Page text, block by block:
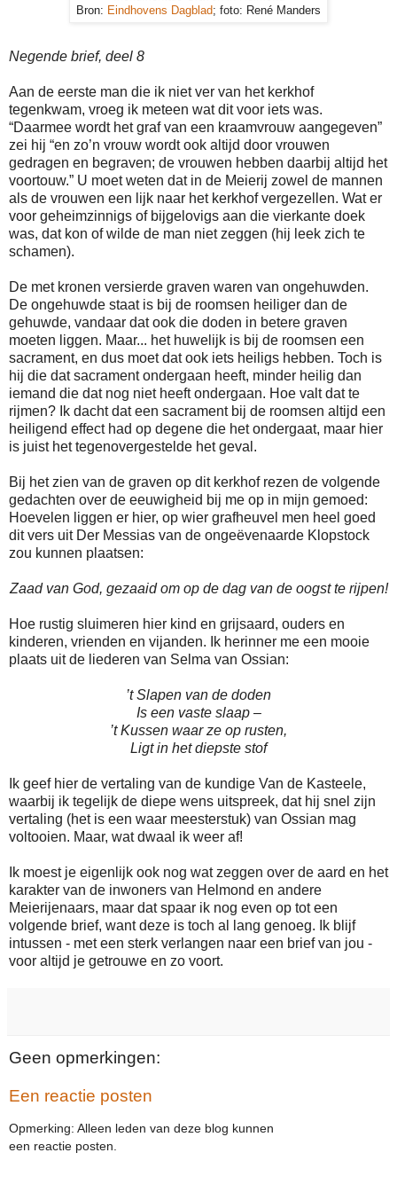
Bron: Eindhovens Dagblad; foto: René Manders
Negende brief, deel 8
Aan de eerste man die ik niet ver van het kerkhof
tegenkwam, vroeg ik meteen wat dit voor iets was.
“Daarmee wordt het graf van een kraamvrouw aangegeven”
zei hij “en zo’n vrouw wordt ook altijd door vrouwen
gedragen en begraven; de vrouwen hebben daarbij altijd het
voortouw.” U moet weten dat in de Meierij zowel de mannen
als de vrouwen een lijk naar het kerkhof vergezellen. Wat er
voor geheimzinnigs of bijgelovigs aan die vierkante doek
was, dat kon of wilde de man niet zeggen (hij leek zich te
schamen).
De met kronen versierde graven waren van ongehuwden.
De ongehuwde staat is bij de roomsen heiliger dan de
gehuwde, vandaar dat ook die doden in betere graven
moeten liggen. Maar... het huwelijk is bij de roomsen een
sacrament, en dus moet dat ook iets heiligs hebben. Toch is
hij die dat sacrament ondergaan heeft, minder heilig dan
iemand die dat nog niet heeft ondergaan. Hoe valt dat te
rijmen? Ik dacht dat een sacrament bij de roomsen altijd een
heiligend effect had op degene die het ondergaat, maar hier
is juist het tegenovergestelde het geval.
Bij het zien van de graven op dit kerkhof rezen de volgende
gedachten over de eeuwigheid bij me op in mijn gemoed:
Hoevelen liggen er hier, op wier grafheuvel men heel goed
dit vers uit Der Messias van de ongeëvenaarde Klopstock
zou kunnen plaatsen:
Zaad van God, gezaaid om op de dag van de oogst te rijpen!
Hoe rustig sluimeren hier kind en grijsaard, ouders en
kinderen, vrienden en vijanden. Ik herinner me een mooie
plaats uit de liederen van Selma van Ossian:
’t Slapen van de doden
Is een vaste slaap –
’t Kussen waar ze op rusten,
Ligt in het diepste stof
Ik geef hier de vertaling van de kundige Van de Kasteele,
waarbij ik tegelijk de diepe wens uitspreek, dat hij snel zijn
vertaling (het is een waar meesterstuk) van Ossian mag
voltooien. Maar, wat dwaal ik weer af!
Ik moest je eigenlijk ook nog wat zeggen over de aard en het
karakter van de inwoners van Helmond en andere
Meierijenaars, maar dat spaar ik nog even op tot een
volgende brief, want deze is toch al lang genoeg. Ik blijf
intussen - met een sterk verlangen naar een brief van jou -
voor altijd je getrouwe en zo voort.
Geen opmerkingen:
Een reactie posten
Opmerking: Alleen leden van deze blog kunnen
een reactie posten.